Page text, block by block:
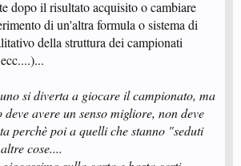
dopo il risultato acquisito o cambiare
di un'altra formula o sistema di
della struttura dei campionati
si diverta a giocare il campionato, ma
avere un senso migliore, non deve
perchè poi a quelli che stanno "seduti
cose....